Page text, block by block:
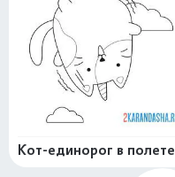
Кот-единорог в полете